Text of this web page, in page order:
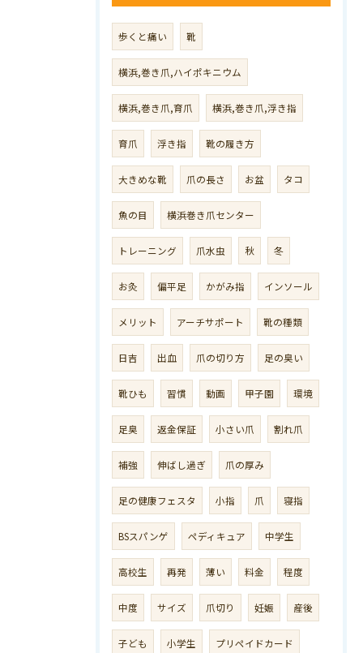
歩くと痛い 靴
横浜,巻き爪,ハイポキニウム
横浜,巻き爪,育爪 横浜,巻き爪,浮き指
育爪 浮き指 靴の履き方
大きめな靴 爪の長さ お盆 タコ
魚の目 横浜巻き爪センター
トレーニング 爪水虫 秋 冬
お灸 偏平足 かがみ指 インソール
メリット アーチサポート 靴の種類
日吉 出血 爪の切り方 足の臭い
靴ひも 習慣 動画 甲子園 環境
足臭 返金保証 小さい爪 割れ爪
補強 伸ばし過ぎ 爪の厚み
足の健康フェスタ 小指 爪 寝指
BSスパンゲ ペディキュア 中学生
高校生 再発 薄い 料金 程度
中度 サイズ 爪切り 妊娠 産後
子ども 小学生 プリペイドカード